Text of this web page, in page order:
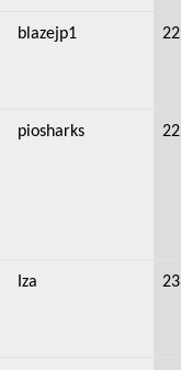
blazejp1 22
piosharks 22
Iza 23